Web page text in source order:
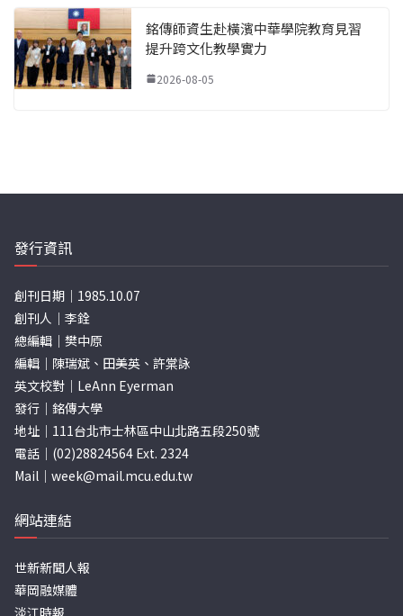
銘傳師資生赴橫濱中華學院教育見習
提升跨文化教學實力
2026-08-05
發行資訊
創刊日期｜1985.10.07
創刊人｜李銓
總編輯｜樊中原
編輯｜陳瑞斌、田美英、許棠詠
英文校對｜LeAnn Eyerman
發行｜銘傳大學
地址｜111台北市士林區中山北路五段250號
電話｜(02)28824564 Ext. 2324
Mail｜ week@mail.mcu.edu.tw
網站連結
世新新聞人報
華岡融媒體
淡江時報